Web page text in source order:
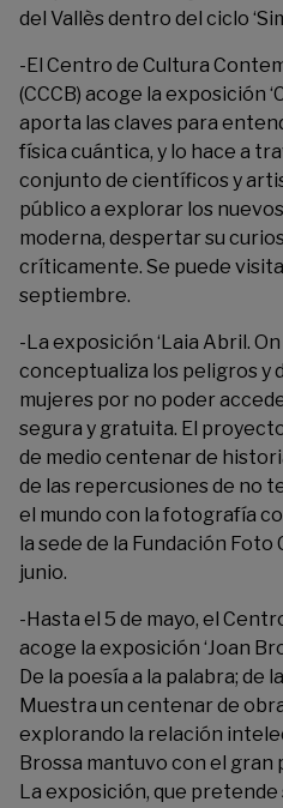
del Vallès dentro del ciclo
-El Centro de Cultura
(CCCB) acoge la exposición ‘
aporta las claves para
física cuántica, y lo hace a
conjunto de científicos y
público a explorar los
moderna, despertar su
críticamente. Se puede
septiembre.
-La exposición ‘Laia Abril.
conceptualiza los peligros y
mujeres por no poder
segura y gratuita. El
de medio centenar de
de las repercusiones de no
el mundo con la fotografía
la sede de la Fundación
junio.
-Hasta el 5 de mayo, el
acoge la exposición ‘Joan
De la poesía a la palabra; de
Muestra un centenar de
explorando la relación
Brossa mantuvo con el
La exposición, que pretende